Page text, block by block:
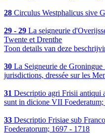
28 Circulus Westphalicus sive
29 - 29 La seigneurie
Twente et Drenthe
Toon details van deze
30 La Seigneurie de Groningue
jurisdictions, dressée sur les
31 Descriptio agri Frisii antiqui
sunt in dicione VII
33 Descriptio Frisiae sub
Foederatorum; 1697 - 1718